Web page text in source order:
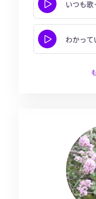
いつも歌
わかって